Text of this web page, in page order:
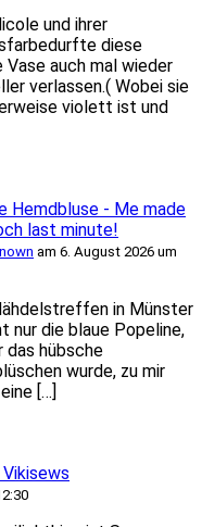
und ihrer
diese
Vase auch mal wieder
verlassen.( Wobei sie
violett ist und
Hemdbluse - Me made
last minute!
am 6. August 2026 um
in Münster
nur die blaue Popeline,
das hübsche
wurde, zu mir
[…]